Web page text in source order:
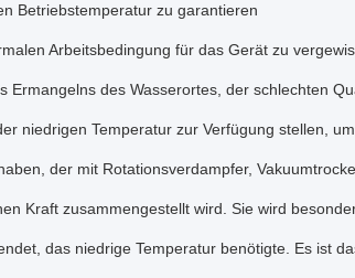
Betriebstemperatur zu garantieren
Arbeitsbedingung für das Gerät zu
Ermangelns des Wasserortes, der schlechten
niedrigen Temperatur zur Verfügung stellen,
der mit Rotationsverdampfer,
Kraft zusammengestellt wird. Sie wird
das niedrige Temperatur benötigte. Es ist